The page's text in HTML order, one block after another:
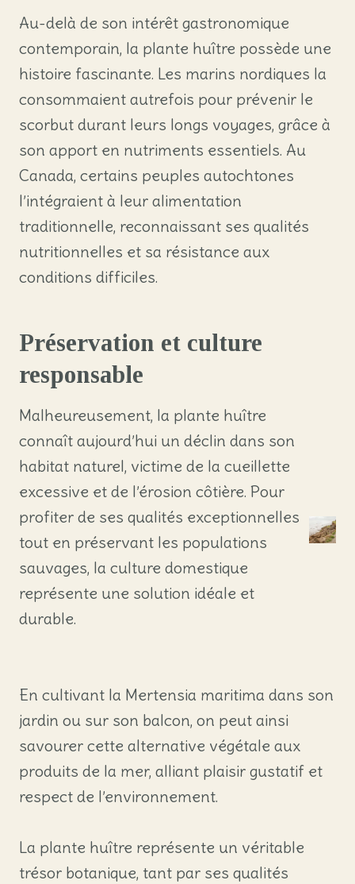
Au-delà de son intérêt gastronomique
contemporain, la plante huître possède une
histoire fascinante. Les marins nordiques la
consommaient autrefois pour prévenir le
scorbut durant leurs longs voyages, grâce à
son apport en nutriments essentiels. Au
Canada, certains peuples autochtones
l’intégraient à leur alimentation
traditionnelle, reconnaissant ses qualités
nutritionnelles et sa résistance aux
conditions difficiles.
Préservation et culture
responsable
Malheureusement, la plante huître
connaît aujourd’hui un déclin dans son
habitat naturel, victime de la cueillette
excessive et de l’érosion côtière. Pour
profiter de ses qualités exceptionnelles
tout en préservant les populations
sauvages, la culture domestique
représente une solution idéale et
durable.
En cultivant la Mertensia maritima dans son
jardin ou sur son balcon, on peut ainsi
savourer cette alternative végétale aux
produits de la mer, alliant plaisir gustatif et
respect de l’environnement.
La plante huître représente un véritable
trésor botanique, tant par ses qualités